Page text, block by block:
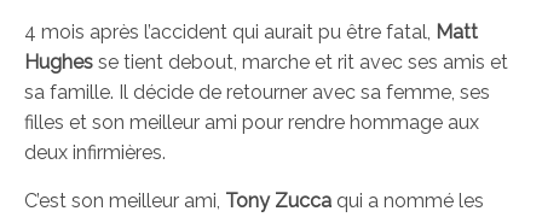
4 mois après l’accident qui aurait pu être fatal, Matt
Hughes se tient debout, marche et rit avec ses amis et
sa famille. Il décide de retourner avec sa femme, ses
filles et son meilleur ami pour rendre hommage aux
deux infirmières.
C’est son meilleur ami, Tony Zucca qui a nommé les